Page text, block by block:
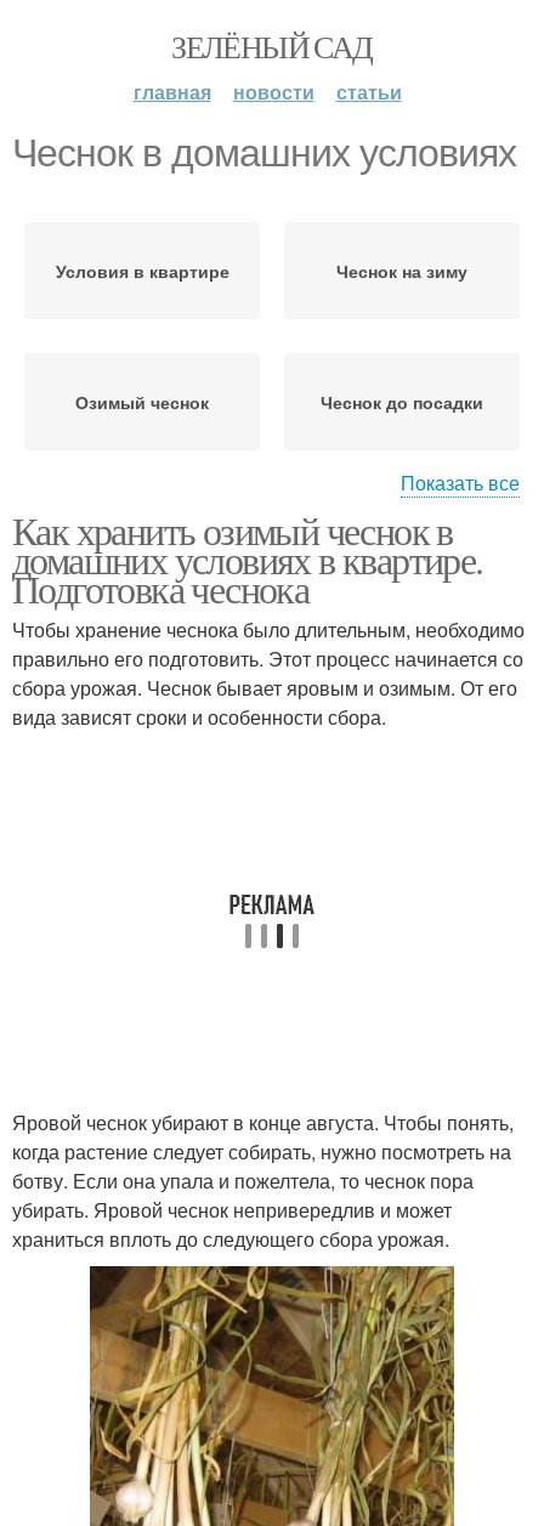
ЗЕЛЁНЫЙ САД
главная новости статьи
Чеснок в домашних условиях
Условия в квартире Чеснок на зиму
Озимый чеснок Чеснок до посадки
Чеснок до весны
Чеснок до следующего
урожая
Лука в домашних
условиях
Хранения в домашних
условиях
Показать все
Как хранить озимый чеснок в
домашних условиях в квартире.
Подготовка чеснока
Чтобы хранение чеснока было длительным, необходимо
правильно его подготовить. Этот процесс начинается со
сбора урожая. Чеснок бывает яровым и озимым. От его
вида зависят сроки и особенности сбора.
Яровой чеснок убирают в конце августа. Чтобы понять,
когда растение следует собирать, нужно посмотреть на
ботву. Если она упала и пожелтела, то чеснок пора
убирать. Яровой чеснок непривередлив и может
храниться вплоть до следующего сбора урожая.